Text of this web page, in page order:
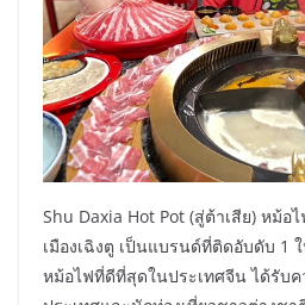
Shu Daxia Hot Pot (สู่ต้าเสีย) หม้อ
เมืองเฉิงตู เป็นแบรนด์ที่ติดอับดับ 1
หม้อไฟที่ดีที่สุดในประเทศจีน ได้รับ